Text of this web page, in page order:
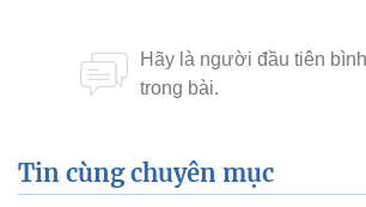
Tin cùng chuyên mục